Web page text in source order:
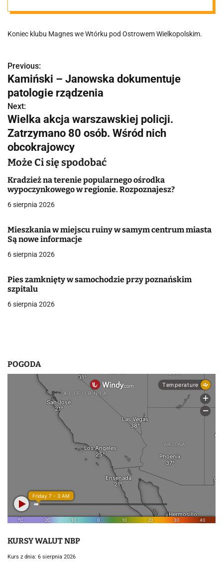
ostatnią
imprezę
przyszły tłumy
Koniec klubu Magnes we Wtórku pod Ostrowem Wielkopolskim.
N
a
w
i
g
a
c
j
w
p
i
s
Previous:
Kamiński – Janowska dokumentuje
patologie rządzenia
Next:
Wielka akcja warszawskiej policji.
Zatrzymano 80 osób. Wśród nich
obcokrajowcy
Może Ci się spodobać
Kradzież na terenie popularnego ośrodka
wypoczynkowego w regionie. Rozpoznajesz?
6 sierpnia 2026
Mieszkania w miejscu ruiny w samym centrum miasta
Są nowe informacje
6 sierpnia 2026
Pies zamknięty w samochodzie przy poznańskim
szpitalu
6 sierpnia 2026
POGODA
KURSY WALUT NBP
Kurs z dnia: 6 sierpnia 2026